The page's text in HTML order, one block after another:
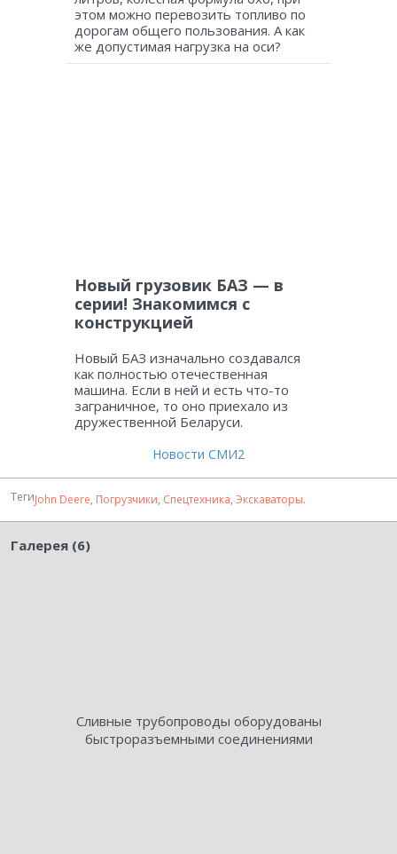
этом можно перевозить топливо по
дорогам общего пользования. А как
же допустимая нагрузка на оси?
Новый грузовик БАЗ — в
серии! Знакомимся с
конструкцией
Новый БАЗ изначально создавался
как полностью отечественная
машина. Если в ней и есть что-то
заграничное, то оно приехало из
дружественной Беларуси.
Новости СМИ2
ТегиJohn Deere, Погрузчики, Спецтехника, Экскаваторы.
Галерея (6)
Сливные трубопроводы оборудованы
быстроразъемными соединениями